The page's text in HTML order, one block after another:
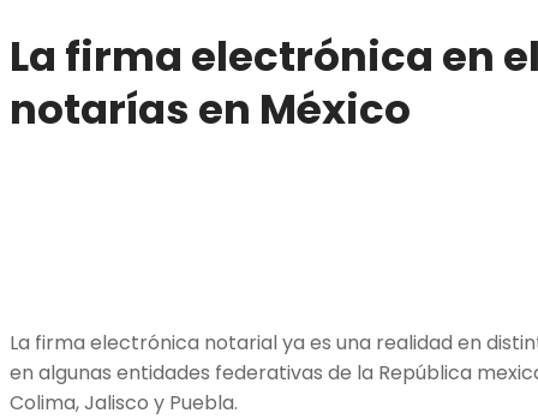
La firma electrónica en
notarías en México
La firma electrónica notarial ya es una realidad en
en algunas entidades federativas de la República
Colima, Jalisco y Puebla.